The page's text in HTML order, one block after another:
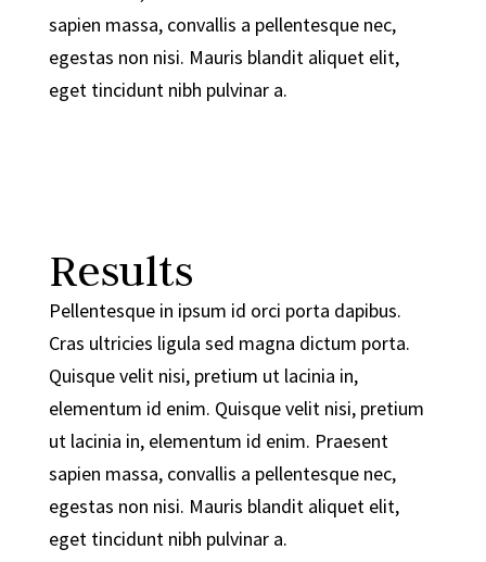
sapien massa, convallis a pellentesque nec,
egestas non nisi. Mauris blandit aliquet elit,
eget tincidunt nibh pulvinar a.
Results
Pellentesque in ipsum id orci porta dapibus.
Cras ultricies ligula sed magna dictum porta.
Quisque velit nisi, pretium ut lacinia in,
elementum id enim. Quisque velit nisi, pretium
ut lacinia in, elementum id enim. Praesent
sapien massa, convallis a pellentesque nec,
egestas non nisi. Mauris blandit aliquet elit,
eget tincidunt nibh pulvinar a.